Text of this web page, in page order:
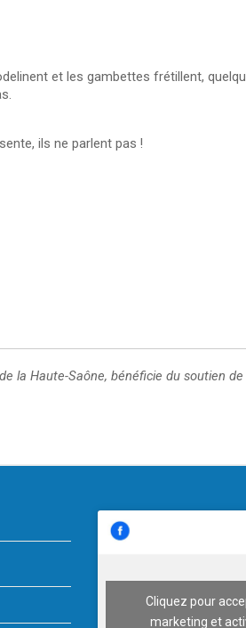
et les gambettes frétillent,
ils ne parlent pas !
la Haute-Saône, bénéficie du soutien
Cliquez pour
marketing et